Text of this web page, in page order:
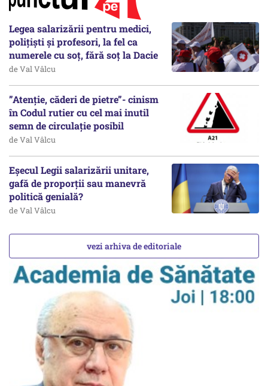
Legea salarizării pentru medici,
polițiști și profesori, la fel ca
numerele cu soț, fără soț la Dacie
de Val Vâlcu
”Atenție, căderi de pietre”- cinism
în Codul rutier cu cel mai inutil
semn de circulație posibil
de Val Vâlcu
Eșecul Legii salarizării unitare,
gafă de proporții sau manevră
politică genială?
de Val Vâlcu
vezi arhiva de editoriale